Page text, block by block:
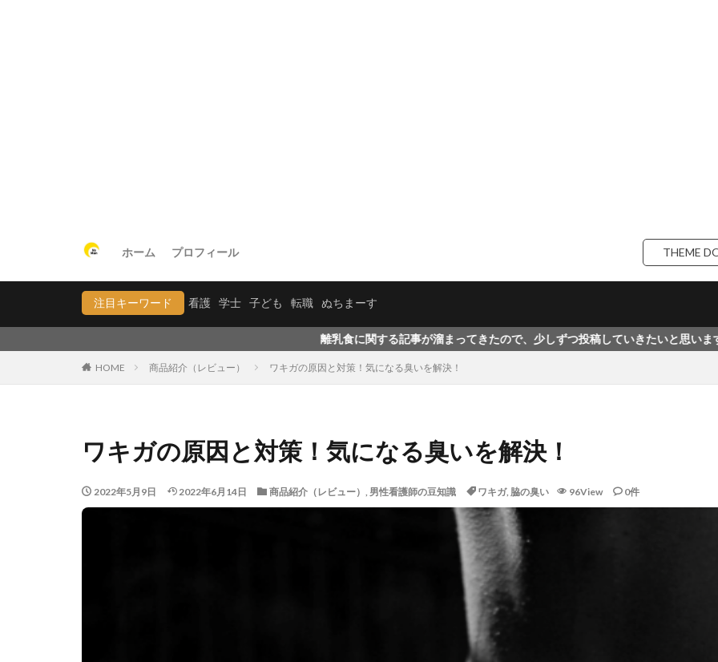
ホーム プロフィール THEME
注目キーワード 看護 学士 子ども 転職 ぬちまーす
離乳食に関する記事が溜まってきたので、少しずつ投稿していきたいと思います。是非ご覧くださ
HOME 商品紹介（レビュー） ワキガの原因と対策！気になる臭いを解決！
ワキガの原因と対策！気になる臭いを解決！
2022年5月9日 2022年6月14日 商品紹介（レビュー） , 男性看護師の豆知識 ワキガ, 脇の臭い 96View 0件